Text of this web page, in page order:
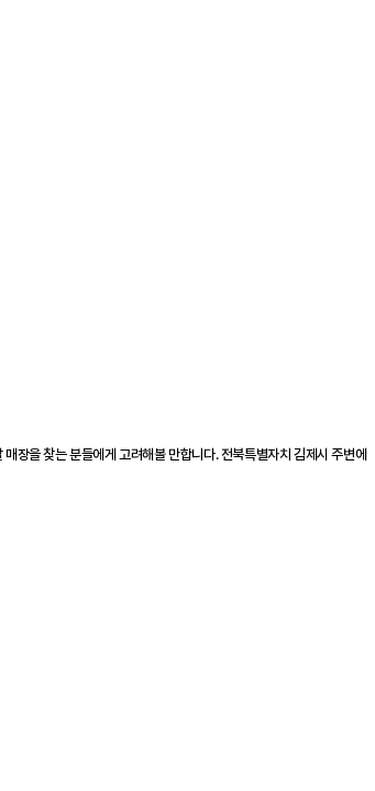
장을 찾는 분들에게 고려해볼 만합니다. 전북특별자치 김제시 주변에